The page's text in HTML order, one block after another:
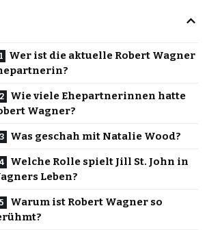
Wer ist die aktuelle Robert Wagner
Wie viele Ehepartnerinnen hatte
Wagner?
Was geschah mit Natalie Wood?
Welche Rolle spielt Jill St. John in
Leben?
Warum ist Robert Wagner so